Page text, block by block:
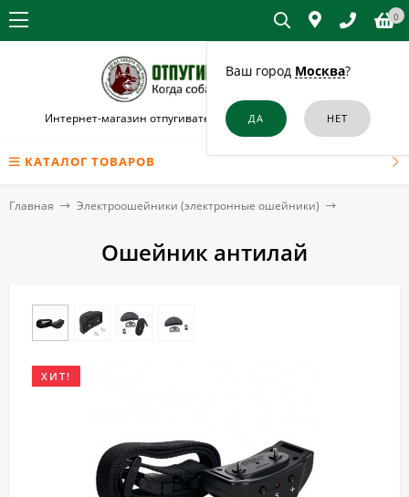
Ваш город Москва?
0
Интернет-магазин отпугивателей собак и кошек в Брянске
КАТАЛОГ ТОВАРОВ
Главная Электроошейники (электронные ошейники)
Ошейник антилай
ХИТ!